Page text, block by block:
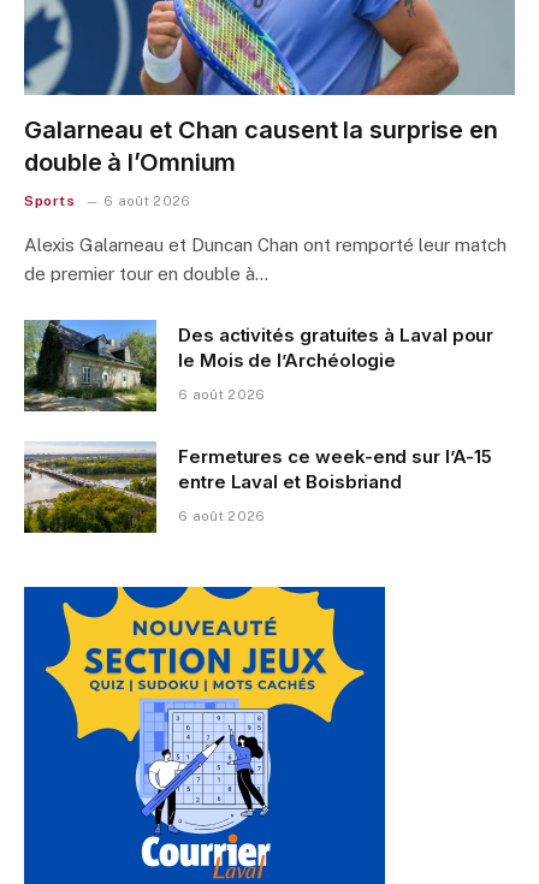
Galarneau et Chan causent la surprise en
double à l’Omnium
Sports 6 août 2026
Alexis Galarneau et Duncan Chan ont remporté leur match
de premier tour en double à…
Des activités gratuites à Laval pour
le Mois de l’Archéologie
6 août 2026
Fermetures ce week-end sur l’A-15
entre Laval et Boisbriand
6 août 2026